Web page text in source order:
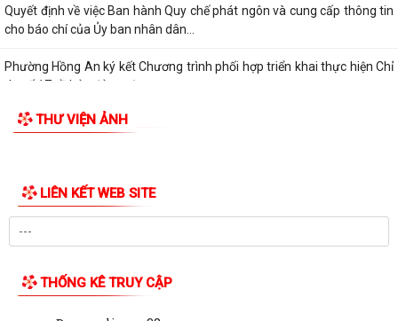
Quyết định về việc Ban hành Quy chế phát ngôn và cung cấp thông tin
cho báo chí của Ủy ban nhân dân...
Phường Hồng An ký kết Chương trình phối hợp triển khai thực hiện Chỉ
thị số 17 về bảo đảm trật tự...
TĂNG CƯỜNG TUYÊN TRUYỀN, GIÁO DỤC CHÍNH TRỊ, TƯ TƯỞNG,
16 TỔ DÂN PHỐ – HƯỚNG TỚI CHÍNH QUYỀN SỐ...
Đảng bộ phường Hồng An học tập Nghị quyết Trung ương 3 khóa XIV.
VỚI VIỆC THỰC HIỆN DÂN CHỦ Ở CƠ SỞ TRONG...
THƯ VIỆN ẢNH